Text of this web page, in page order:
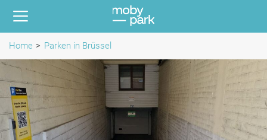
Home Parken in Brüssel